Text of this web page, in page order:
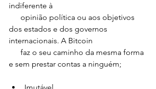
indiferente à
dos estados e dos governos
internacionais. A Bitcoin
e sem prestar contas a ninguém;
Imutável